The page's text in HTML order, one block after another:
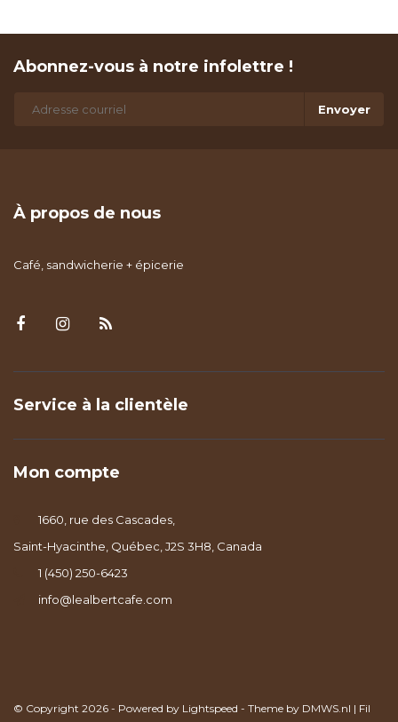
Abonnez-vous à notre infolettre !
Envoyer
À propos de nous
Café, sandwicherie + épicerie
Service à la clientèle
Mon compte
1660, rue des Cascades,
Saint-Hyacinthe, Québec, J2S 3H8, Canada
1 (450) 250-6423
info@lealbertcafe.com
© Copyright 2026 - Powered by Lightspeed - Theme by DMWS.nl | Fil